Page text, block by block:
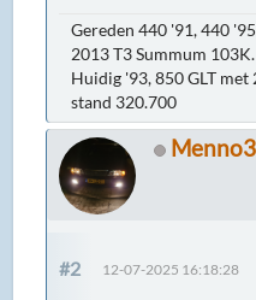
Gereden 440 '91, 440
2013 T3 Summum 103K.
Huidig '93, 850 GLT
stand 320.700
#2 12-07-2025 16:18:28